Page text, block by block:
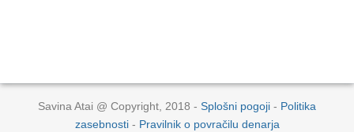
Savina Atai @ Copyright, 2018 - Splošni pogoji - Politika
zasebnosti- Pravilnik o povračilu denarja